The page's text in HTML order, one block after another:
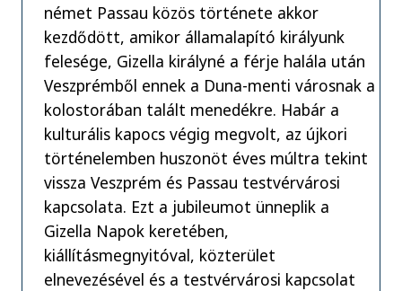
német Passau közös története akkor
kezdődött, amikor államalapító királyunk
felesége, Gizella királyné a férje halála után
Veszprémből ennek a Duna-menti városnak a
kolostorában talált menedékre. Habár a
kulturális kapocs végig megvolt, az újkori
történelemben huszonöt éves múltra tekint
vissza Veszprém és Passau testvérvárosi
kapcsolata. Ezt a jubileumot ünneplik a
Gizella Napok keretében,
kiállításmegnyitóval, közterület
elnevezésével és a testvérvárosi kapcsolat